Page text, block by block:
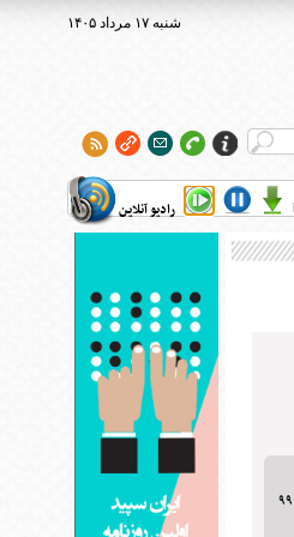
۱۴۰۵ شنبه ۱۷ مرداد
رادیو آنلاین
بهزیستی، عملکرد این سازمان در حوزه شهریه دانشجویی در سال ۹۹